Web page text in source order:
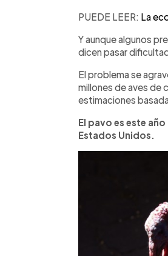
PUEDE LEER: La
Y aunque algunos
dicen pasar
El problema se
millones de aves de
estimaciones
El pavo es este
Estados Unidos.